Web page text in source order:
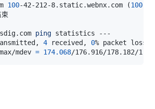
100-42-212-8.static.webnx.com (100.42
ping
4 received, 0% packet loss,
mdev = 174.068